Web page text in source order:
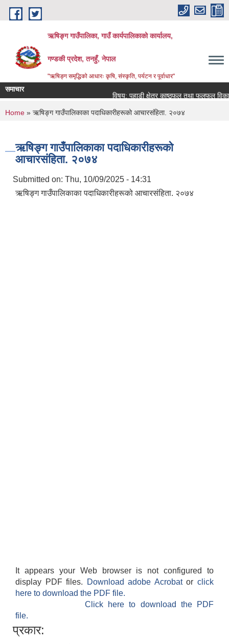
Skip to main content
ऋषिङ्ग गाउँपालिका, गाउँ कार्यपालिकाको कार्यालय,
गण्डकी प्रदेश, तनहुँ, नेपाल
"ऋषिङ्ग समृद्धिको आधारः कृषि, संस्कृति, पर्यटन र पूर्वाधार"
समाचार
विषय: पहाडी क्षेत्र काष्ठफल तथा फलफूल
You are here
Home » ऋषिङ्ग गाउँपालिकाका पदाधिकारीहरूको आचारसंहिता. २०७४
ऋषिङ्ग गाउँपालिकाका पदाधिकारीहरूको
आचारसंहिता. २०७४
Submitted on: Thu, 10/09/2025 - 14:31
ऋषिङ्ग गाउँपालिकाका पदाधिकारीहरूको आचारसंहिता. २०७४
It appears your Web browser is not configured to
display PDF files.
Download adobe Acrobatorclick
here to download the PDF file.
Click here to download the PDF
file.
प्रकार: